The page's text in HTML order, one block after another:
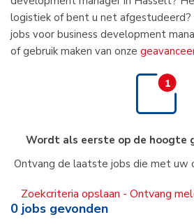
logistiek of bent u net afgestudeerd?
jobs voor business development
of gebruik maken van onze
Wordt als eerste op de hoogte
Ontvang de laatste jobs die met uw
Zoekcriteria opslaan - Ontvang
0 jobs gevonden